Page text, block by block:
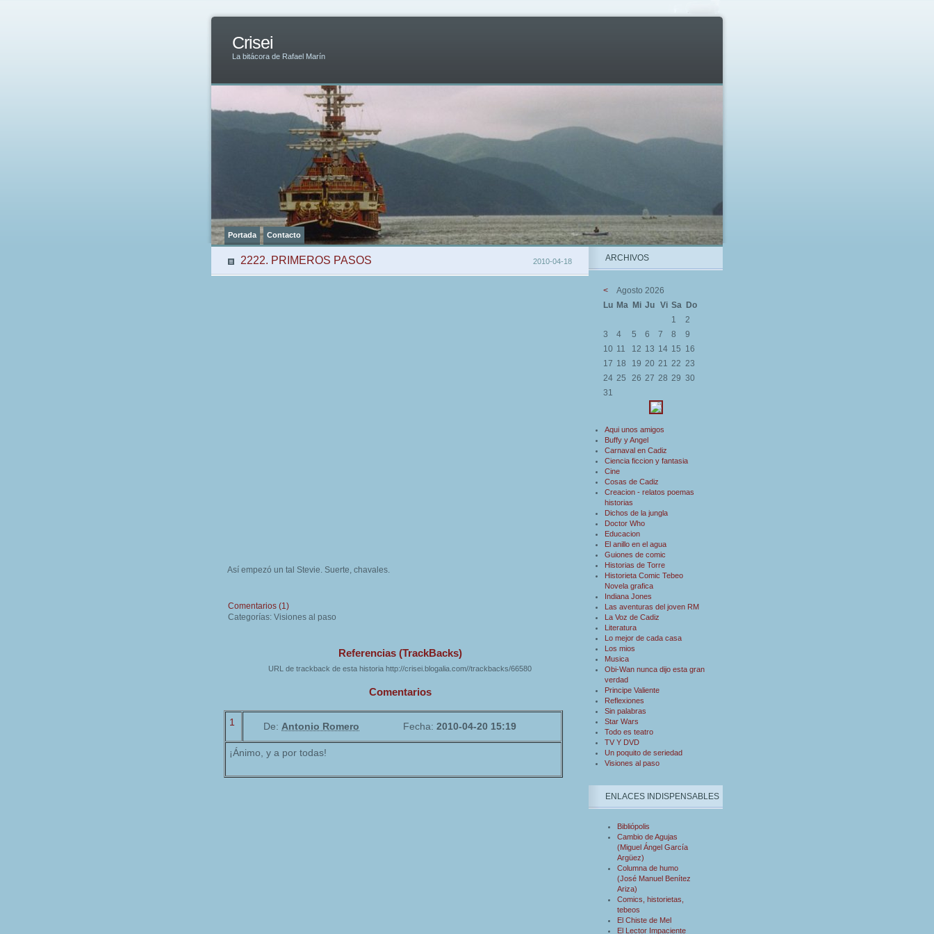
Crisei
La bitácora de Rafael Marín
Portada Contacto
2010-04-18
2222. PRIMEROS PASOS
Así empezó un tal Stevie. Suerte, chavales.
Comentarios (1)
Categorías: Visiones al paso
Referencias (TrackBacks)
URL de trackback de esta historia http://crisei.blogalia.com//trackbacks/66580
Comentarios
1 De: Antonio Romero Fecha: 2010-04-20 15:19
¡Ánimo, y a por todas!
ARCHIVOS
<
Agosto 2026
Lu Ma Mi Ju Vi Sa Do
1
2
3
4 5 6 7 8
9
10 11 12 13 14 15 16
17 18 19 20 21 22 23
24 25 26 27 28 29 30
31
Aqui unos amigos
Buffy y Angel
Carnaval en Cadiz
Ciencia ficcion y fantasia
Cine
Cosas de Cadiz
Creacion - relatos poemas
historias
Dichos de la jungla
Doctor Who
Educacion
El anillo en el agua
Guiones de comic
Historias de Torre
Historieta Comic Tebeo
Novela grafica
Indiana Jones
Las aventuras del joven RM
La Voz de Cadiz
Literatura
Lo mejor de cada casa
Los mios
Musica
Obi-Wan nunca dijo esta gran
verdad
Principe Valiente
Reflexiones
Sin palabras
Star Wars
Todo es teatro
TV Y DVD
Un poquito de seriedad
Visiones al paso
ENLACES INDISPENSABLES
Bibliópolis
Cambio de Agujas
(Miguel Ángel García
Argüez)
Columna de humo
(José Manuel Benítez
Ariza)
Comics, historietas,
tebeos
El Chiste de Mel
El Lector Impaciente